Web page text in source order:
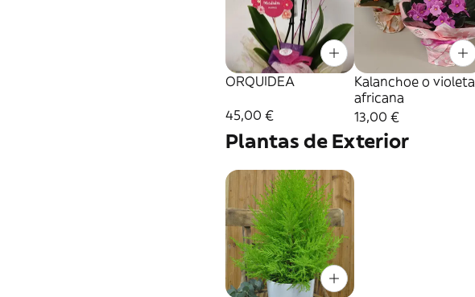
ORQUIDEA
45,00 €
Kalanchoe o violeta
africana
13,00 €
Plantas de Exterior